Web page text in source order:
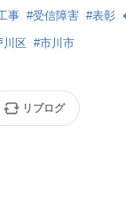
事 #受信障害 #表彰
川区 #市川市
リブログ